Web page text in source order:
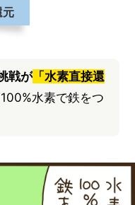
戦が 「水素直接還
水素で鉄をつ